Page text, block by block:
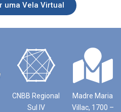
uma Vela Virtual
CNBB Regional
Sul IV
Madre Maria
Villac, 1700 –